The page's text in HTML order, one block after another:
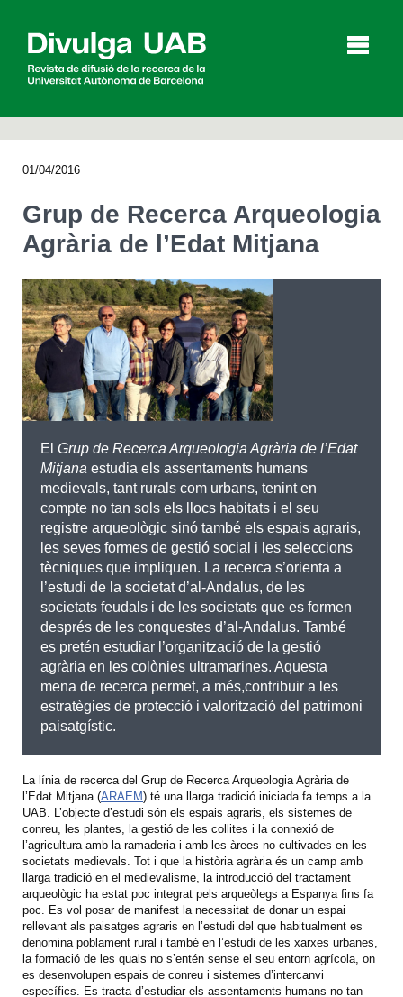
English Español
CERCAR
01/04/2016
Grup de Recerca Arqueologia
Agrària de l’Edat Mitjana
El Grup de Recerca Arqueologia Agrària de l’Edat
Mitjana estudia els assentaments humans
medievals, tant rurals com urbans, tenint en
compte no tan sols els llocs habitats i el seu
registre arqueològic sinó també els espais agraris,
les seves formes de gestió social i les seleccions
tècniques que impliquen. La recerca s’orienta a
l’estudi de la societat d’al-Andalus, de les
societats feudals i de les societats que es formen
després de les conquestes d’al-Andalus. També
es pretén estudiar l’organització de la gestió
agrària en les colònies ultramarines. Aquesta
mena de recerca permet, a més,contribuir a les
estratègies de protecció i valorització del patrimoni
paisatgístic.
La línia de recerca del Grup de Recerca Arqueologia Agrària de
l’Edat Mitjana (ARAEM) té una llarga tradició iniciada fa temps a la
UAB. L’objecte d’estudi són els espais agraris, els sistemes de
conreu, les plantes, la gestió de les collites i la connexió de
l’agricultura amb la ramaderia i amb les àrees no cultivades en les
societats medievals. Tot i que la història agrària és un camp amb
llarga tradició en el medievalisme, la introducció del tractament
arqueològic ha estat poc integrat pels arqueòlegs a Espanya fins fa
poc. Es vol posar de manifest la necessitat de donar un espai
rellevant als paisatges agraris en l’estudi del que habitualment es
denomina poblament rural i també en l’estudi de les xarxes urbanes,
la formació de les quals no s’entén sense el seu entorn agrícola, on
es desenvolupen espais de conreu i sistemes d’intercanvi
específics. Es tracta d’estudiar els assentaments humans no tan